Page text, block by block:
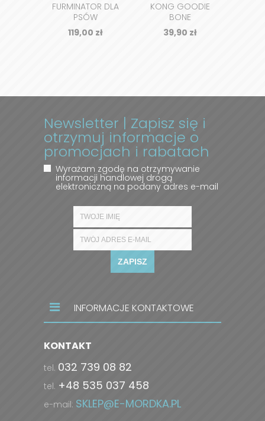
FURMINATOR DLA
PSÓW
DŁUGOWŁOSYCH
119,00 zł
KONG GOODIE
BONE
39,90 zł
Newsletter | Zapisz się i
otrzymuj informacje o
promocjach i rabatach
Wyrażam zgodę na otrzymywanie
informacji handlowej drogą
elektroniczną na podany adres e-mail
ZAPISZ
INFORMACJE KONTAKTOWE
KONTAKT
tel. 032 739 08 82
tel. +48 535 037 458
e-mail: SKLEP@E-MORDKA.PL